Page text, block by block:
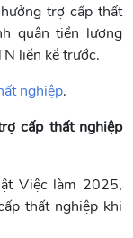
trợ cấp thất
quân tiền lương
liền kề trước.
nghiệp.
cấp thất nghiệp
Việc làm 2025,
thất nghiệp khi